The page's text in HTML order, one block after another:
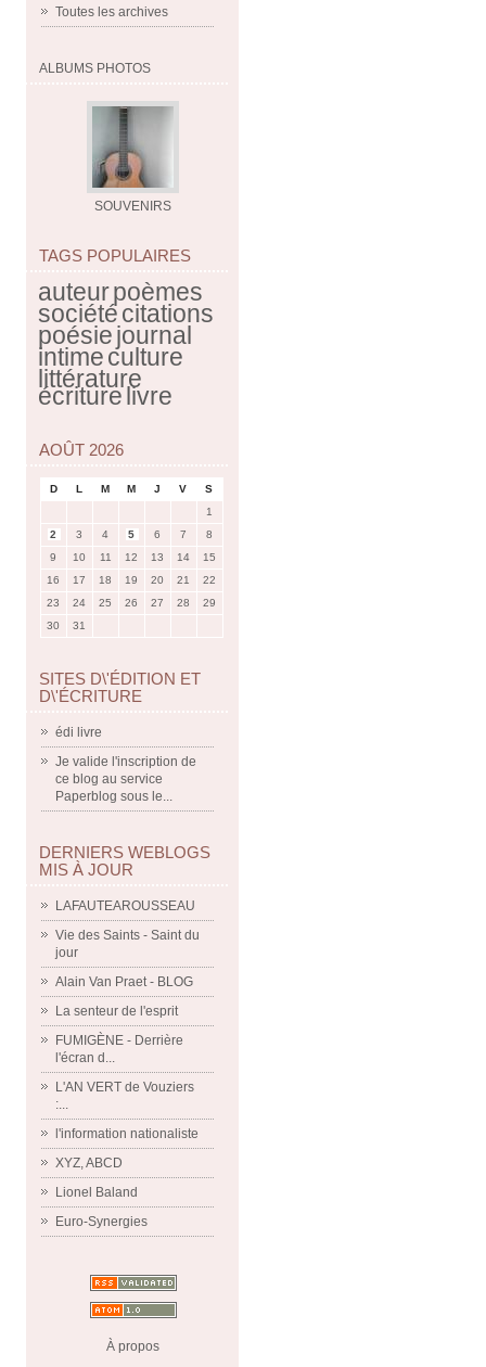
Toutes les archives
ALBUMS PHOTOS
SOUVENIRS
TAGS POPULAIRES
auteurpoèmes
sociétécitations
poésiejournal
intimeculture
littérature
écriturelivre
AOÛT 2026
D L M M J V
S
1
2
3 4 5 6 7
8
9
10 11 12 13 14
15
16
17 18 19 20 21
22
23
24 25 26 27 28
29
30
31
SITES D\'ÉDITION ET
D\'ÉCRITURE
édi livre
Je valide l'inscription de
ce blog au service
Paperblog sous le...
DERNIERS WEBLOGS
MIS À JOUR
LAFAUTEAROUSSEAU
Vie des Saints - Saint du
jour
Alain Van Praet - BLOG
La senteur de l'esprit
FUMIGÈNE - Derrière
l'écran d...
L'AN VERT de Vouziers
:...
l'information nationaliste
XYZ, ABCD
Lionel Baland
Euro-Synergies
À propos